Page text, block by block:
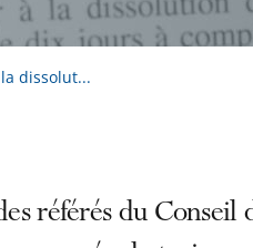
dissolut...
référés du Conseil